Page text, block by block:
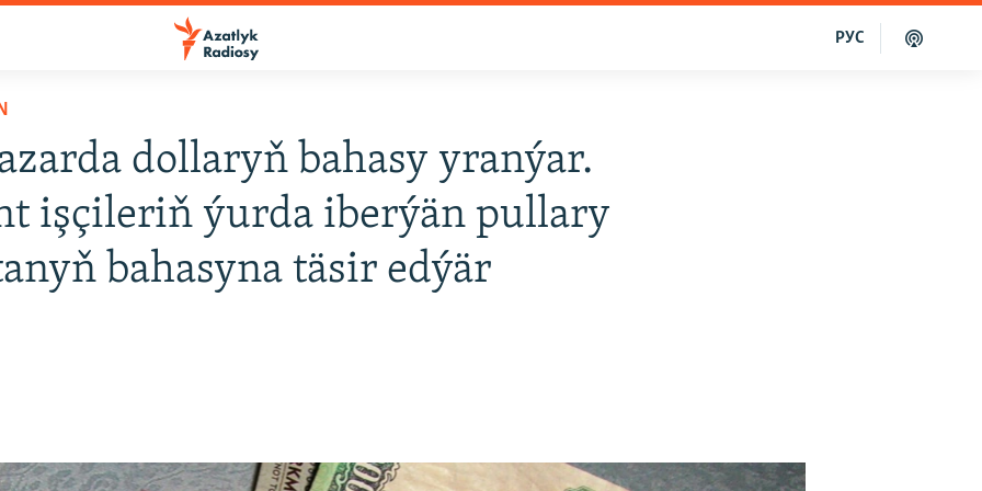
РУС
dollaryň bahasy yranýar.
işçileriň ýurda iberýän pullary
bahasyna täsir edýär